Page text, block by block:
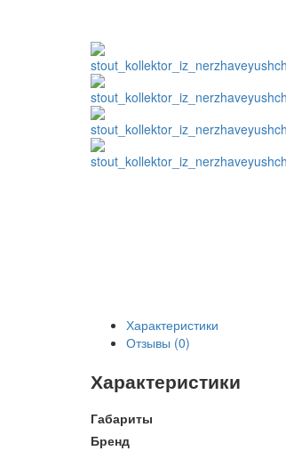
Характеристики
Отзывы (0)
Характеристики
Габариты
Бренд